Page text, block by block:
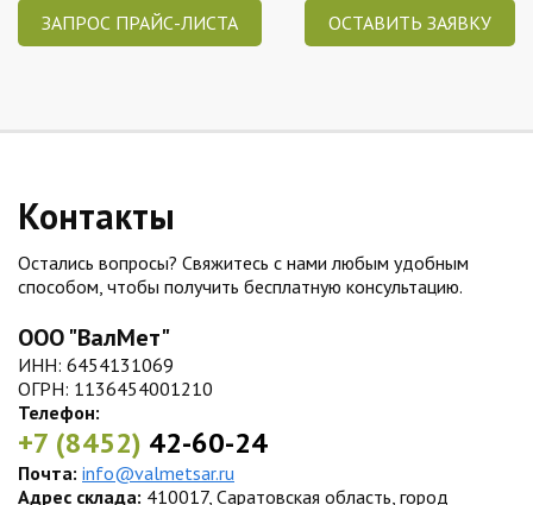
ЗАПРОС ПРАЙС-ЛИСТА ОСТАВИТЬ ЗАЯВКУ
Контакты
Остались вопросы? Свяжитесь с нами любым удобным
способом, чтобы получить бесплатную консультацию.
ООО "ВалМет"
ИНН: 6454131069
ОГРН: 1136454001210
Телефон:
+7 (8452) 42-60-24
Почта: info@valmetsar.ru
Адрес склада: 410017, Саратовская область, город